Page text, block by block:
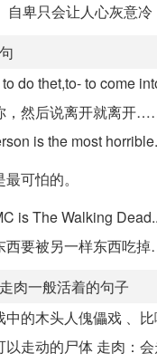
卑只会让人心灰意冷
do thet,to- to come
，然后说离开就离开
is the most
可怕的。
is The Walking
西要被另一样东西吃
肉一般活着的句子
的木头人傀儡戏 、
走动的尸体 走肉：会